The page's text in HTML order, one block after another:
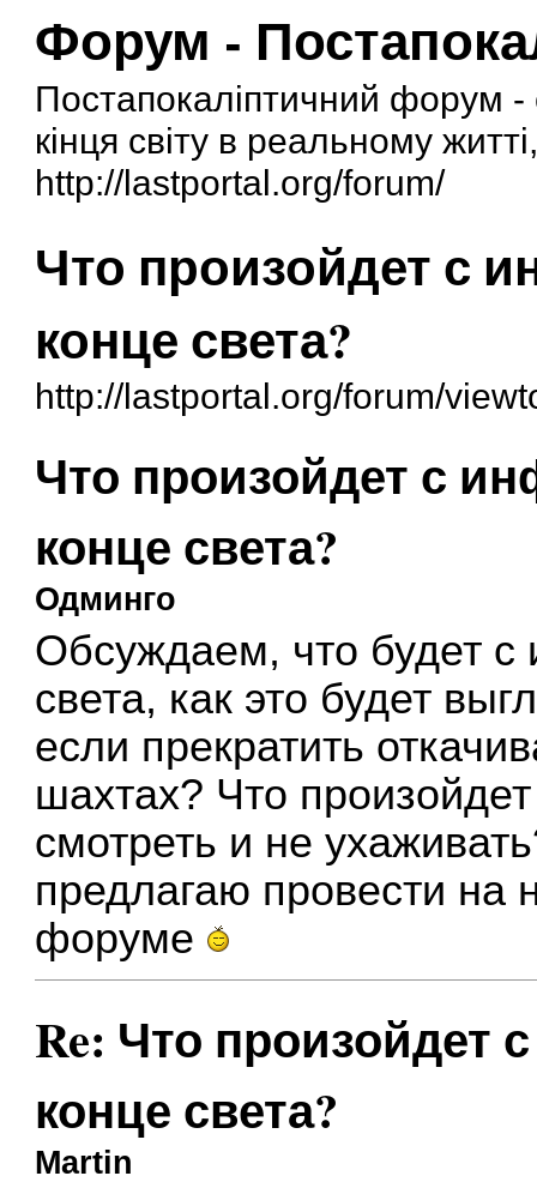
Форум -
Постапокаліптичний форум -
кінця світу в реальному
http://lastportal.org/forum/
Что произойдет с
конце света?
http://lastportal.org/forum/
Что произойдет с
конце света?
Одминго
Обсуждаем, что будет с
света, как это будет
если прекратить
шахтах? Что
смотреть и не
предлагаю провести на
форуме
Re: Что произойдет
конце света?
Martin